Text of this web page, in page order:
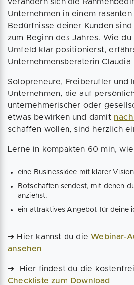
verändern sich die
Unternehmen in einem rasanten
Bedürfnisse deiner Kunden
zum Beginn des Jahres. Wie
Umfeld klar positionierst,
Unternehmensberaterin Claudia
Solopreneure, Freiberufler und
Unternehmen, die auf
unternehmerischer oder
etwas bewirken und damit
schaffen wollen, sind herzlich
Lerne in kompakten 60 min, wie
eine Businessidee mit klarer
Botschaften sendest, mit denen
anziehst.
ein attraktives Angebot für deine
➔ Hier kannst du dieWebinar-
ansehen
➔ Hier findest du die
Checkliste zum Download